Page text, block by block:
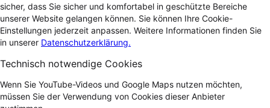
sicher, dass Sie sicher und komfortabel in geschützte Bereiche
unserer Website gelangen können. Sie können Ihre Cookie-
Einstellungen jederzeit anpassen. Weitere Informationen finden Sie
in unserer Datenschutzerklärung.
Technisch notwendige Cookies
Wenn Sie YouTube-Videos und Google Maps nutzen möchten,
müssen Sie der Verwendung von Cookies dieser Anbieter